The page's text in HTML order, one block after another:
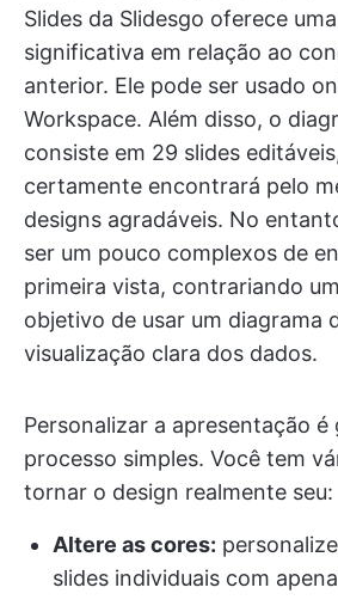
Slides da Slidesgo oferece
significativa em relação ao
anterior. Ele pode ser usado
Workspace. Além disso, o
consiste em 29 slides
certamente encontrará pelo
designs agradáveis. No
ser um pouco complexos de
primeira vista, contrariando
objetivo de usar um diagrama
visualização clara dos dados.
Personalizar a apresentação é
processo simples. Você tem
tornar o design realmente seu:
Altere as cores:
slides individuais com